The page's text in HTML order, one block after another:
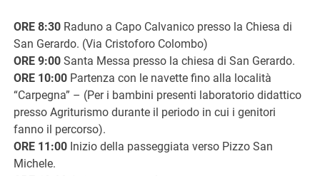
ORE 8:30 Raduno a Capo Calvanico presso la Chiesa di
San Gerardo. (Via Cristoforo Colombo)
ORE 9:00 Santa Messa presso la chiesa di San Gerardo.
ORE 10:00 Partenza con le navette fino alla località
“Carpegna” – (Per i bambini presenti laboratorio didattico
presso Agriturismo durante il periodo in cui i genitori
fanno il percorso).
ORE 11:00 Inizio della passeggiata verso Pizzo San
Michele.